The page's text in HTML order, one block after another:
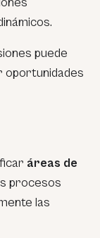
puede
oportunidades
áreas de
procesos
las